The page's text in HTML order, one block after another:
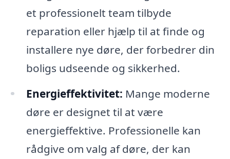
et professionelt team tilbyde
reparation eller hjælp til at finde og
installere nye døre, der forbedrer din
boligs udseende og sikkerhed.
Energieffektivitet: Mange moderne
døre er designet til at være
energieffektive. Professionelle kan
rådgive om valg af døre, der kan